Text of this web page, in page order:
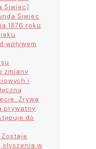
Siwiec)
Siwiec
1876 roku
wpływem
zmiany
i
Zrywa
prywatny
do
słyszenia w